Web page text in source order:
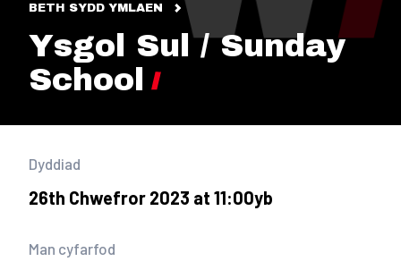
BETH SYDD YMLAEN
Ysgol Sul / Sunday
School
Dyddiad
26th Chwefror 2023 at 11:00yb
Man cyfarfod